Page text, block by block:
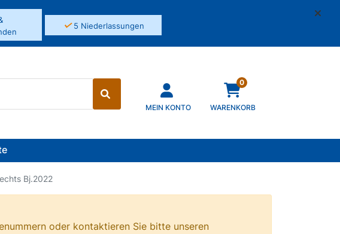
✓5 Niederlassungen
MEIN KONTO
0
WARENKORB
Bj.2022
oder kontaktieren Sie bitte unseren